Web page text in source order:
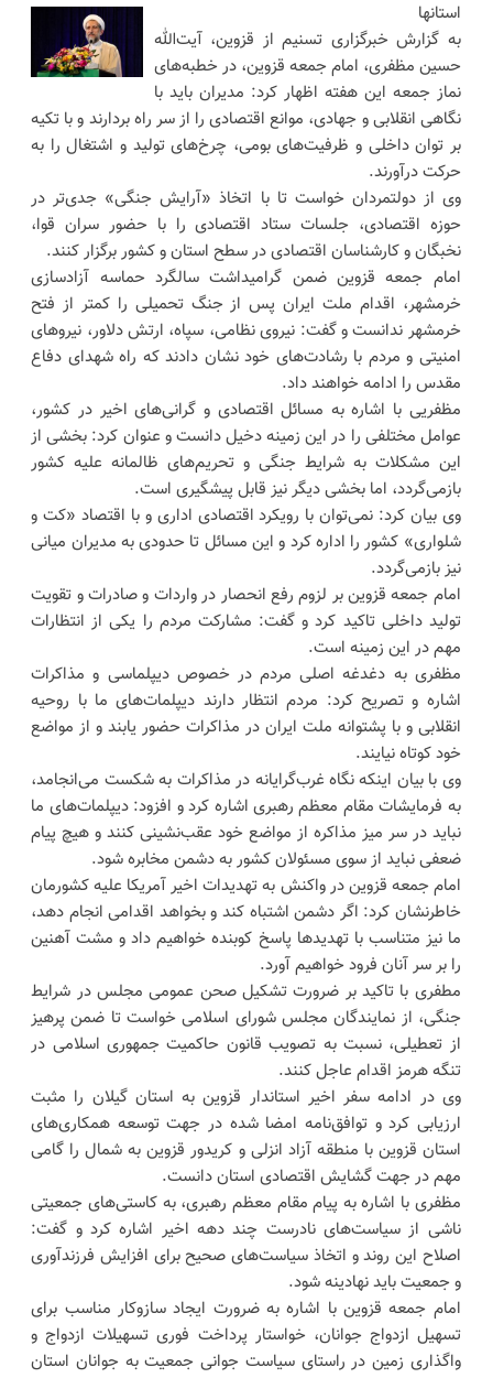
استانها
به گزارش خبرگزاری تسنیم از قزوین، آیت‌الله
حسین مظفری، امام جمعه قزوین، در خطبه‌های
نماز جمعه این هفته اظهار کرد: مدیران باید با
نگاهی انقلابی و جهادی، موانع اقتصادی را از سر راه بردارند و با تکیه
بر توان داخلی و ظرفیت‌های بومی، چرخ‌های تولید و اشتغال را به
حرکت درآورند.
وی از دولتمردان خواست تا با اتخاذ «آرایش جنگی» جدی‌تر در
حوزه اقتصادی، جلسات ستاد اقتصادی را با حضور سران قوا،
نخبگان و کارشناسان اقتصادی در سطح استان و کشور برگزار کنند.
امام جمعه قزوین ضمن گرامیداشت سالگرد حماسه آزادسازی
خرمشهر، اقدام ملت ایران پس از جنگ تحمیلی را کمتر از فتح
خرمشهر ندانست و گفت: نیروی نظامی، سپاه، ارتش دلاور، نیروهای
امنیتی و مردم با رشادت‌های خود نشان دادند که راه شهدای دفاع
مقدس را ادامه خواهند داد.
مظفریی با اشاره به مسائل اقتصادی و گرانی‌های اخیر در کشور،
عوامل مختلفی را در این زمینه دخیل دانست و عنوان کرد: بخشی از
این مشکلات به شرایط جنگی و تحریم‌های ظالمانه علیه کشور
بازمی‌گردد، اما بخشی دیگر نیز قابل پیشگیری است.
وی بیان کرد: نمی‌توان با رویکرد اقتصادی اداری و با اقتصاد «کت و
شلواری» کشور را اداره کرد و این مسائل تا حدودی به مدیران میانی
نیز بازمی‌گردد.
امام جمعه قزوین بر لزوم رفع انحصار در واردات و صادرات و تقویت
تولید داخلی تاکید کرد و گفت: مشارکت مردم را یکی از انتظارات
مهم در این زمینه است.
مظفری به دغدغه اصلی مردم در خصوص دیپلماسی و مذاکرات
اشاره و تصریح کرد: مردم انتظار دارند دیپلمات‌های ما با روحیه
انقلابی و با پشتوانه ملت ایران در مذاکرات حضور یابند و از مواضع
خود کوتاه نیایند.
وی با بیان اینکه نگاه غرب‌گرایانه در مذاکرات به شکست می‌انجامد،
به فرمایشات مقام معظم رهبری اشاره کرد و افزود: دیپلمات‌های ما
نباید در سر میز مذاکره از مواضع خود عقب‌نشینی کنند و هیچ پیام
ضعفی نباید از سوی مسئولان کشور به دشمن مخابره شود.
امام جمعه قزوین در واکنش به تهدیدات اخیر آمریکا علیه کشورمان
خاطرنشان کرد: اگر دشمن اشتباه کند و بخواهد اقدامی انجام دهد،
ما نیز متناسب با تهدیدها پاسخ کوبنده خواهیم داد و مشت آهنین
را بر سر آنان فرود خواهیم آورد.
مطفری با تاکید بر ضرورت تشکیل صحن عمومی مجلس در شرایط
جنگی، از نمایندگان مجلس شورای اسلامی خواست تا ضمن پرهیز
از تعطیلی، نسبت به تصویب قانون حاکمیت جمهوری اسلامی در
تنگه هرمز اقدام عاجل کنند.
وی در ادامه سفر اخیر استاندار قزوین به استان گیلان را مثبت
ارزیابی کرد و توافق‌نامه امضا شده در جهت توسعه همکاری‌های
استان قزوین با منطقه آزاد انزلی و کریدور قزوین به شمال را گامی
مهم در جهت گشایش اقتصادی استان دانست.
مظفری با اشاره به پیام مقام معظم رهبری، به کاستی‌های جمعیتی
ناشی از سیاست‌های نادرست چند دهه اخیر اشاره کرد و گفت:
اصلاح این روند و اتخاذ سیاست‌های صحیح برای افزایش فرزندآوری
و جمعیت باید نهادینه شود.
امام جمعه قزوین با اشاره به ضرورت ایجاد سازوکار مناسب برای
تسهیل ازدواج جوانان، خواستار پرداخت فوری تسهیلات ازدواج و
واگذاری زمین در راستای سیاست جوانی جمعیت به جوانان استان